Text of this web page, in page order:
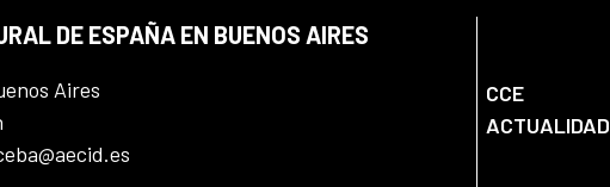
DE ESPAÑA EN BUENOS AIRES
Aires
CCE
ACTUALIDAD